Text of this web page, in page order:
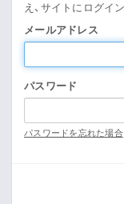
Supporter’s Menu Movie
Gallery
え、サイトにログイ
メールアドレス
パスワード
パスワードを忘れた場合